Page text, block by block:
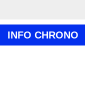
INFO CHRONO